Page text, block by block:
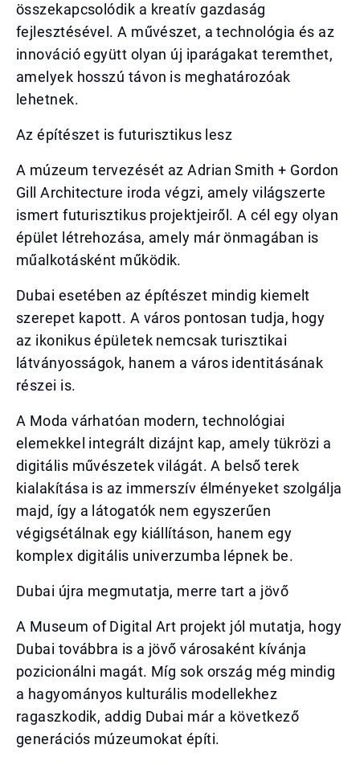
összekapcsolódik a kreatív gazdaság
fejlesztésével. A művészet, a technológia és az
innováció együtt olyan új iparágakat teremthet,
amelyek hosszú távon is meghatározóak
lehetnek.
Az építészet is futurisztikus lesz
A múzeum tervezését az Adrian Smith + Gordon
Gill Architecture iroda végzi, amely világszerte
ismert futurisztikus projektjeiről. A cél egy olyan
épület létrehozása, amely már önmagában is
műalkotásként működik.
Dubai esetében az építészet mindig kiemelt
szerepet kapott. A város pontosan tudja, hogy
az ikonikus épületek nemcsak turisztikai
látványosságok, hanem a város identitásának
részei is.
A Moda várhatóan modern, technológiai
elemekkel integrált dizájnt kap, amely tükrözi a
digitális művészetek világát. A belső terek
kialakítása is az immerszív élményeket szolgálja
majd, így a látogatók nem egyszerűen
végigsétálnak egy kiállításon, hanem egy
komplex digitális univerzumba lépnek be.
Dubai újra megmutatja, merre tart a jövő
A Museum of Digital Art projekt jól mutatja, hogy
Dubai továbbra is a jövő városaként kívánja
pozicionálni magát. Míg sok ország még mindig
a hagyományos kulturális modellekhez
ragaszkodik, addig Dubai már a következő
generációs múzeumokat építi.